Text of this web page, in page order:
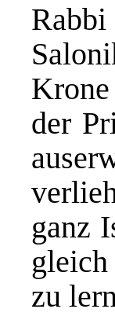
der
ganz
zu